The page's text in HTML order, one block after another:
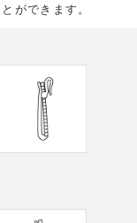
ができます。